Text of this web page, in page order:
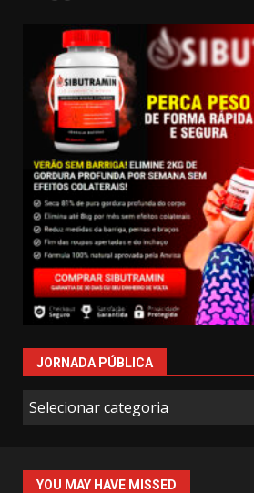
JORNADA PÚBLICA
Jornada
Pública
YOU MAY HAVE MISSED